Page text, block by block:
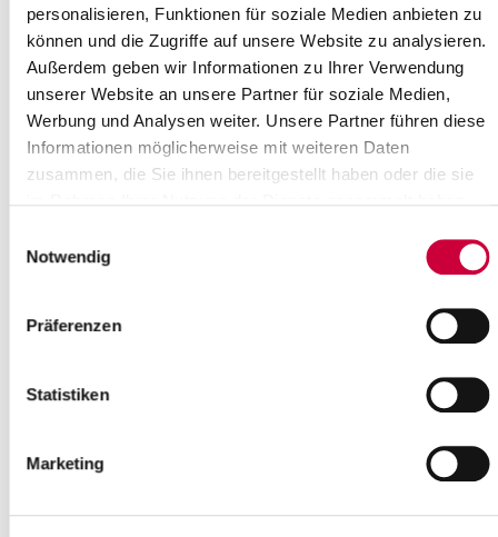
personalisieren, Funktionen für soziale Medien anbieten zu
können und die Zugriffe auf unsere Website zu analysieren.
Außerdem geben wir Informationen zu Ihrer Verwendung
unserer Website an unsere Partner für soziale Medien,
Werbung und Analysen weiter. Unsere Partner führen diese
Informationen möglicherweise mit weiteren Daten
zusammen, die Sie ihnen bereitgestellt haben oder die sie
Notwendig
Präferenzen
Statistiken
Marketing
Veranstaltung , Gottesdienste
Long description
Gottesdienst zum 3.Advent mit Kirchencafé, Pastor Henke, Orgel:
Kirsten Ocker
Source
25524 Oelixdorf
+49 4821 92037
Back to selection
+